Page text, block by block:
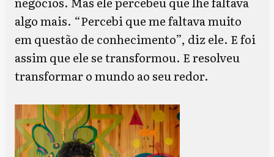
algo mais. “Percebi que me faltava muito
em questão de conhecimento”, diz ele. E foi
assim que ele se transformou. E resolveu
transformar o mundo ao seu redor.